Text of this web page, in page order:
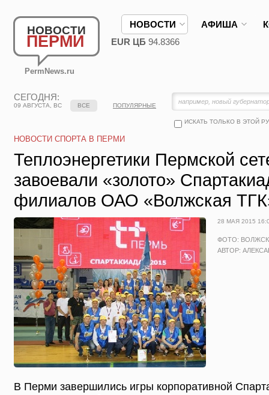
НОВОСТИ
ПЕРМИ
PermNews.ru
НОВОСТИ АФИША
EUR ЦБ 94.8366
СЕГОДНЯ:
09 АВГУСТА, ВС
ИСКАТЬ ТОЛЬКО В ЭТОЙ
ВСЕ ПОПУЛЯРНЫЕ
НОВОСТИ СПОРТА В ПЕРМИ
Теплоэнергетики Пермской
завоевали «золото»
филиалов ОАО «Волжская
28 МАЯ 2015
ФОТО:
АВТОР:
В Перми завершились игры корпоративной